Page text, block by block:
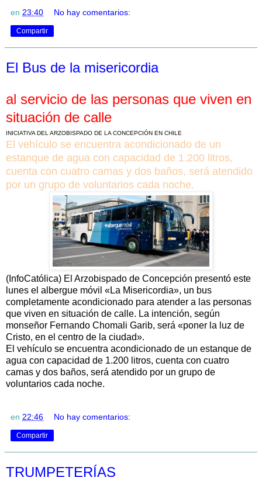
en 23:40 No hay comentarios:
Compartir
El Bus de la misericordia
al servicio de las personas que viven en
situación de calle
INICIATIVA DEL ARZOBISPADO DE LA CONCEPCIÓN EN CHILE
El vehículo se encuentra acondicionado de un
estanque de agua con capacidad de 1.200 litros,
cuenta con cuatro camas y dos baños, será atendido
por un grupo de voluntarios cada noche.
(InfoCatólica) El Arzobispado de Concepción presentó este
lunes el albergue móvil «La Misericordia», un bus
completamente acondicionado para atender a las personas
que viven en situación de calle. La intención, según
monseñor Fernando Chomali Garib, será «poner la luz de
Cristo, en el centro de la ciudad».
El vehículo se encuentra acondicionado de un estanque de
agua con capacidad de 1.200 litros, cuenta con cuatro
camas y dos baños, será atendido por un grupo de
voluntarios cada noche.
en 22:46 No hay comentarios:
Compartir
TRUMPETERÍAS